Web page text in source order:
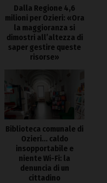
Dalla Regione 4,6
milioni per Ozieri: «Ora
la maggioranza si
dimostri all’altezza di
saper gestire queste
risorse»
Biblioteca comunale di
Ozieri… caldo
insopportabile e
niente Wi-Fi: la
denuncia di un
cittadino